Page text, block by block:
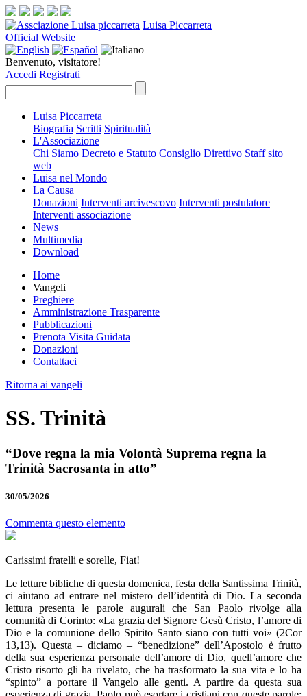
Luisa Piccarreta
Official Website
Benvenuto, visitatore!
Accedi Registrati
Luisa Piccarreta
Biografia Scritti Spiritualità
L'Associazione
Chi Siamo Decreto e Statuto Consiglio Direttivo Staff sito
web
Luisa nel Mondo
La Causa
Donazioni Interventi arcivescovo Interventi postulatore
Interventi associazione
News
Multimedia
Download
Home
Vangeli
Preghiere
Amministrazione Trasparente
Pubblicazioni
Prenota Visita Guidata
Donazioni
Contattaci
Ritorna ai vangeli
SS. Trinità
“Dove regna la mia Volontà Suprema regna la
Trinità Sacrosanta in atto”
30/05/2026
Commenta questo elemento
Carissimi fratelli e sorelle, Fiat!
Le letture bibliche di questa domenica, festa della Santissima Trinità,
ci aiutano ad entrare nel mistero dell’identità di Dio. La seconda
lettura presenta le parole augurali che San Paolo rivolge alla
comunità di Corinto: «La grazia del Signore Gesù Cristo, l’amore di
Dio e la comunione dello Spirito Santo siano con tutti voi» (2Cor
13,13). Questa – diciamo – “benedizione” dell’Apostolo è frutto
della sua esperienza personale dell’amore di Dio, quell’amore che
Cristo risorto gli ha rivelato, che ha trasformato la sua vita e lo ha
“spinto” a portare il Vangelo alle genti. A partire da questa sua